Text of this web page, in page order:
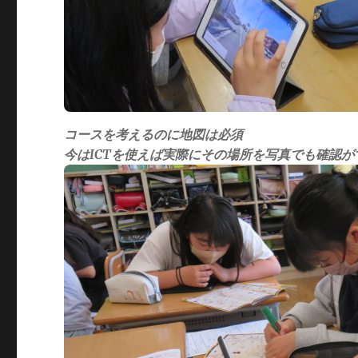
コースを考えるのに地図は必須
今はICTを使えば実際にその場所を写真でも確認が